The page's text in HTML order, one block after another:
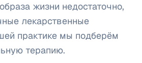
жизни недостаточно,
лекарственные
практике мы подберём
терапию.